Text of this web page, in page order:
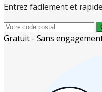
Entrez facilement et
Gratuit - Sans